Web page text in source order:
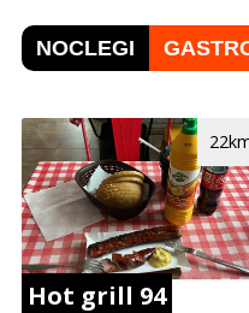
NOCLEGI
Hot grill 94